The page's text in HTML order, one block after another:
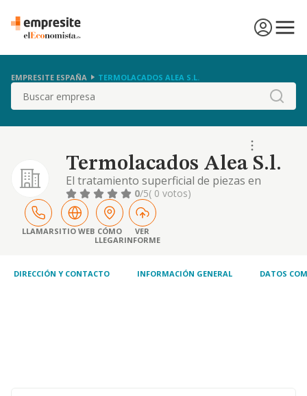
EMPRESITE ESPAÑA TERMOLACADOS ALEA S.L.
Buscar
Termolacados Alea S.l.
El tratamiento superficial de piezas en
general, mediante pinturas, cincado,
fosfatado, cromado, recubrimientos de
productos especiales, etc. la fabricacion y
venta de pinturas en general. la compra
venta mayor y menor d
0/5( 0 votos)
LLAMARSITIO WEB CÓMO
LLEGAR
VER
INFORME
DIRECCIÓN Y CONTACTO INFORMACIÓN GENERAL DATOS